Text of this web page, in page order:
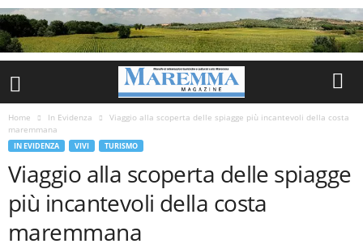
Home In Evidenza
Viaggio alla scoperta delle spiagge più incantevoli della costa
maremmana
IN EVIDENZA VIVI TURISMO
Viaggio alla scoperta delle spiagge
più incantevoli della costa
maremmana